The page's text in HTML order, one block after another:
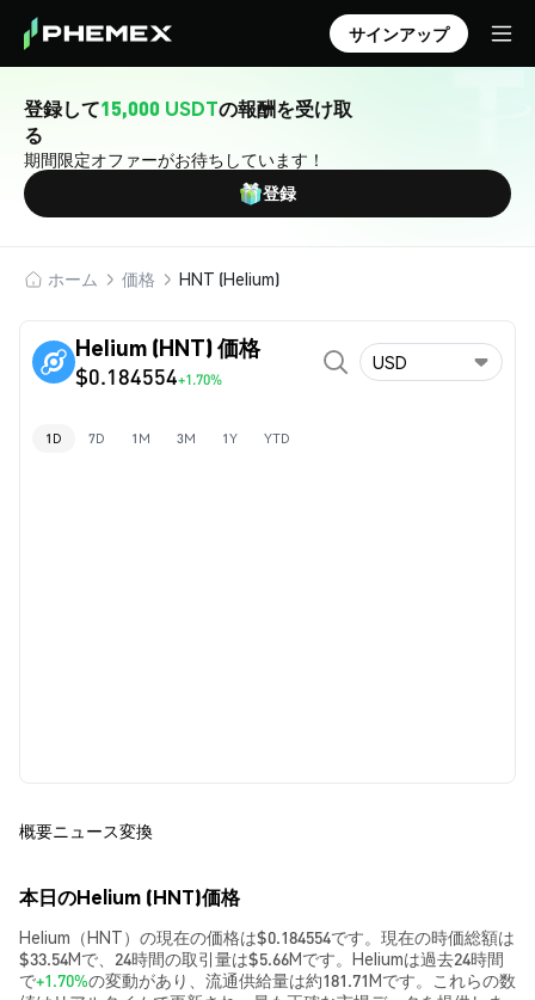
サインアップ
登録して15,000 USDTの報酬を受け取
る
期間限定オファーがお待ちしています！
登録
ホーム 価格 HNT (Helium)
Helium (HNT) 価格
$0.184554+1.70%
USD
1D 7D 1M 3M 1Y YTD
概要ニュース変換
本日のHelium (HNT)価格
Helium（HNT）の現在の価格は$0.184554です。現在の時価総額は
$33.54Mで、24時間の取引量は$5.66Mです。Heliumは過去24時間
で+1.70%の変動があり、流通供給量は約181.71Mです。これらの数